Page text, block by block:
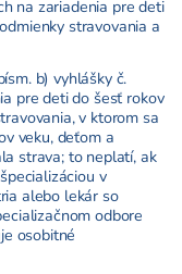
na zariadenia pre deti
stravovania a
b) vyhlášky č.
pre deti do šesť rokov
v ktorom sa
veku, deťom a
strava; to neplatí, ak
v
alebo lekár so
odbore
osobitné